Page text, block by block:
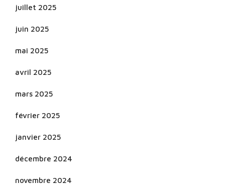
juillet 2025
juin 2025
mai 2025
avril 2025
mars 2025
février 2025
janvier 2025
décembre 2024
novembre 2024